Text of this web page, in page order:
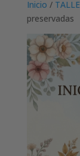
Inicio /
preservadas